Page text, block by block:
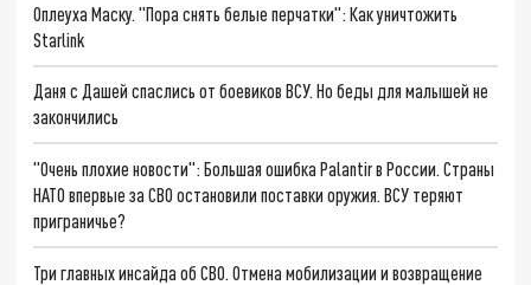
Оплеуха Маску. "Пора снять белые перчатки": Как уничтожить
Starlink
Даня с Дашей спаслись от боевиков ВСУ. Но беды для малышей не
закончились
"Очень плохие новости": Большая ошибка Palantir в России. Страны
НАТО впервые за СВО остановили поставки оружия. ВСУ теряют
приграничье?
Три главных инсайда об СВО. Отмена мобилизации и возвращение